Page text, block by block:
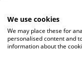
We use cookies
We may place these for
personalised content and
information about the